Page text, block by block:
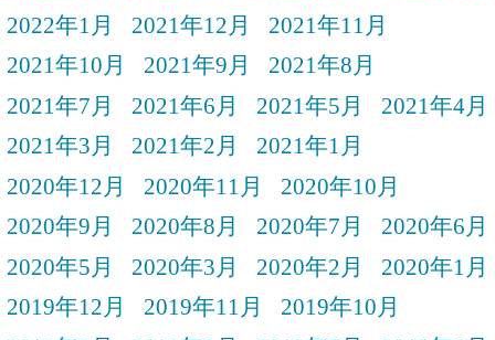
2022年1月
2021年12月
2021年11月
2021年10月
2021年9月
2021年8月
2021年7月
2021年6月 2021年5月
2021年4月
2021年3月
2021年2月
2021年1月
2020年12月
2020年11月
2020年10月
2020年9月
2020年8月 2020年7月
2020年6月
2020年5月
2020年3月 2020年2月
2020年1月
2019年12月
2019年11月
2019年10月